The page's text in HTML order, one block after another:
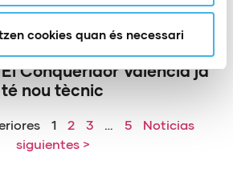
cookies quan és necessari
El Conqueridor València ja
té nou tècnic
1 2 3 … 5
Noticias
siguientes >